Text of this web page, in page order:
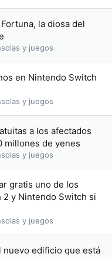
la diosa del
y juegos
en Nintendo Switch
y juegos
a los afectados
millones de yenes
y juegos
gratis uno de los
y Nintendo Switch si
y juegos
nuevo edificio que está